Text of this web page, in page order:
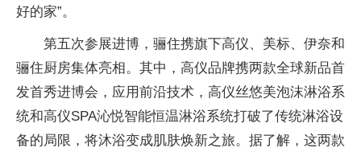
好的家”。
第五次参展进博，骊住携旗下高仪、美标、伊奈和
骊住厨房集体亮相。其中，高仪品牌携两款全球新品首
发首秀进博会，应用前沿技术，高仪丝悠美泡沫淋浴系
统和高仪SPA沁悦智能恒温淋浴系统打破了传统淋浴设
备的局限，将沐浴变成肌肤焕新之旅。据了解，这两款